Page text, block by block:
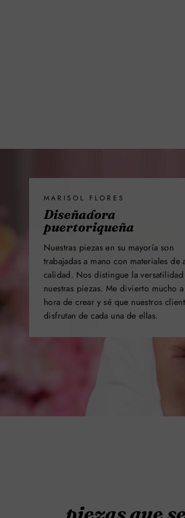
MARISOL FLORES
Diseñadora
puertoriqueña
Nuestras piezas en su mayoría son
trabajadas a mano con materiales de
calidad. Nos distingue la
nuestras piezas. Me divierto mucho
hora de crear y sé que nuestros
disfrutan de cada una de ellas.